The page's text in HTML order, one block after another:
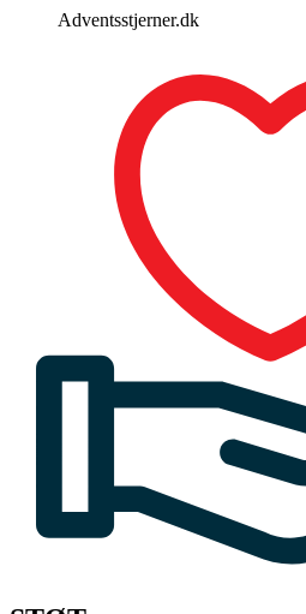
Adventsstjerner.dk